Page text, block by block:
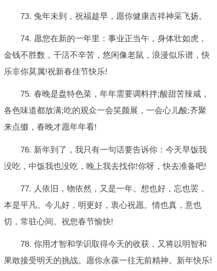
73. 兔年未到，祝福趁早，愿你健康吉祥神采飞扬。
74. 愿您在新的一年里：事业正当午，身体壮如虎，
金钱不胜数，干活不辛苦，悠闲像老鼠，浪漫似乐谱，快
乐非你莫属!祝新春佳节快乐!
75. 春晚是盘特色菜，年年需要调料拌;酸甜苦辣咸，
各色味道都放满;吃的观众一会笑颜展，一会心儿酸;齐聚
来点缀，春晚才愿年年看!
76. 新年到了，我只有一句话要告诉你：今天早饭我
没吃，中饭我也没吃，晚上我去找你!你呀，快去准备吧!
77. 人依旧，物依然，又是一年。想也好，忘也罢，
本是平凡。今儿好，明更好，衷心祝愿。情也真，意也
切，常驻心间。祝您春节愉快!
78. 你用才智和学识取得今天的收获，又将以明智和
果敢接受明天的挑战。愿你永葆一往无前精神。新年快乐!